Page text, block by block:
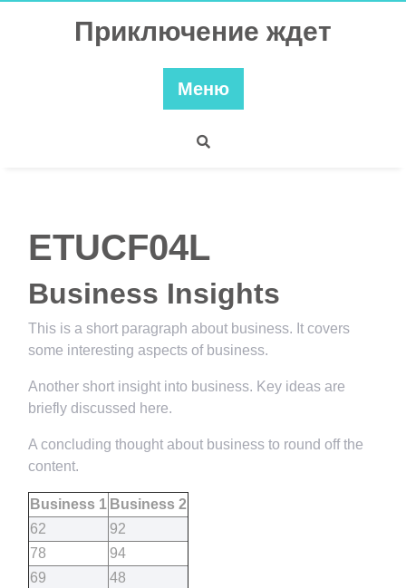
Приключение ждет
Меню
ETUCF04L
Business Insights
This is a short paragraph about business. It covers
some interesting aspects of business.
Another short insight into business. Key ideas are
briefly discussed here.
A concluding thought about business to round off the
content.
Business 1 Business 2
62
92
78
94
69
48